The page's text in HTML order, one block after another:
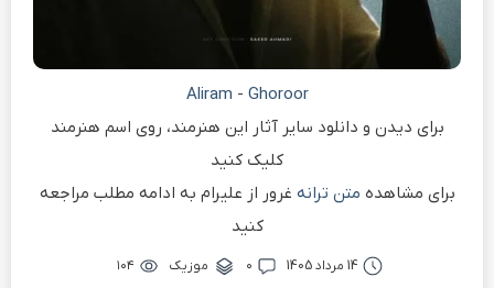
Aliram - Ghoroor
برای دیدن و دانلود سایر آثار این هنرمند، روی اسم هنرمند
کلیک کنید
برای مشاهده متن ترانه غرور از علیرام به ادامه مطلب مراجعه
کنید
14 مرداد 1405 ۰ موزیک ۱۰۴